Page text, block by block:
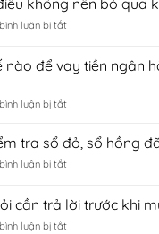
kíp
cần
bán
nhanh
giá
cao
không nên bỏ qua
luận bị tắtở
không
bỏ
mua
nhà
nào để vay tiền ngân
luận bị tắtở
nào
để
ngân
hàng
tra sổ đỏ, sổ hồng
luận bị tắtở
tra
sổ
cần trả lời trước khi
luận bị tắtở